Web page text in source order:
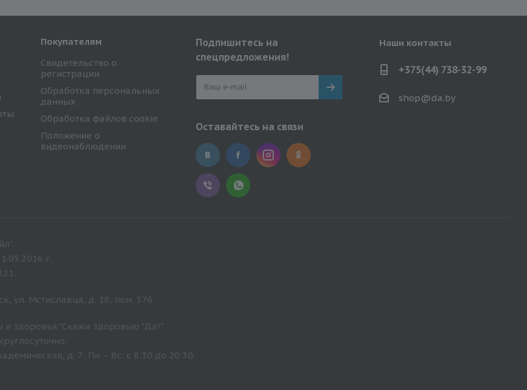
Покупателям
Свидетельство о
регистрации
Обработка персональных
данных
Обработка файлов cookie
Положение о
видеонаблюдении
Подпишитесь на
спецпредложения!
Оставайтесь на связи
Наши контакты
+375(44) 738-32-99
shop@da.by
г.
ул. Мстиславца, д. 18, пом. 376
и здоровья "Скажи здоровью "Да!".
д. 7: Пн – Вс: с 8:30 до 20:30.